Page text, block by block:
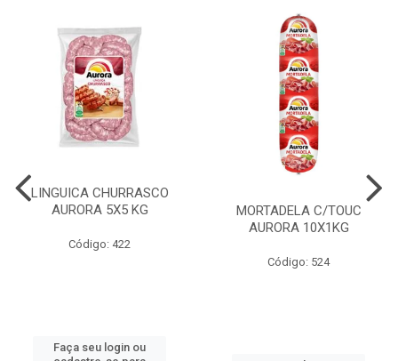
LINGUICA CHURRASCO
AURORA 5X5 KG
Código: 422
Faça seu login ou
MORTADELA C/TOUC
AURORA 10X1KG
Código: 524